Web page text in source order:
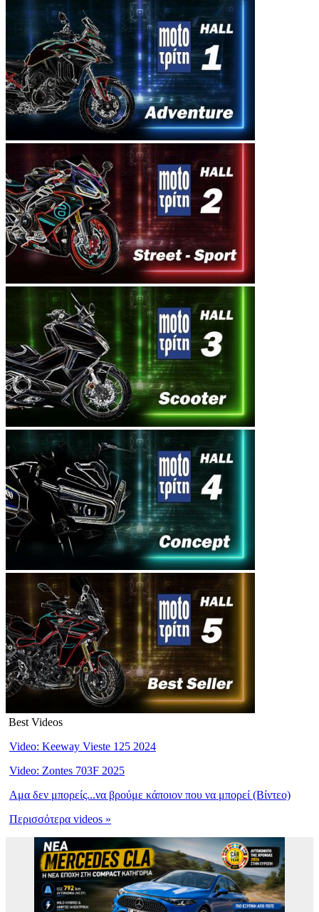
Best Videos
Video: Keeway Vieste 125 2024
Video: Zontes 703F 2025
Αμα δεν μπορείς...να βρούμε κάποιον που να μπορεί (Βίντεο)
Περισσότερα videos »